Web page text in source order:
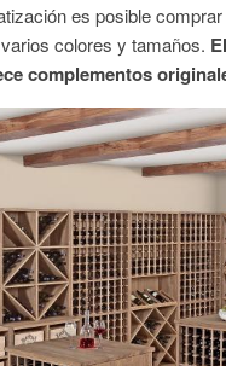
es posible
colores y tamaños.
complementos